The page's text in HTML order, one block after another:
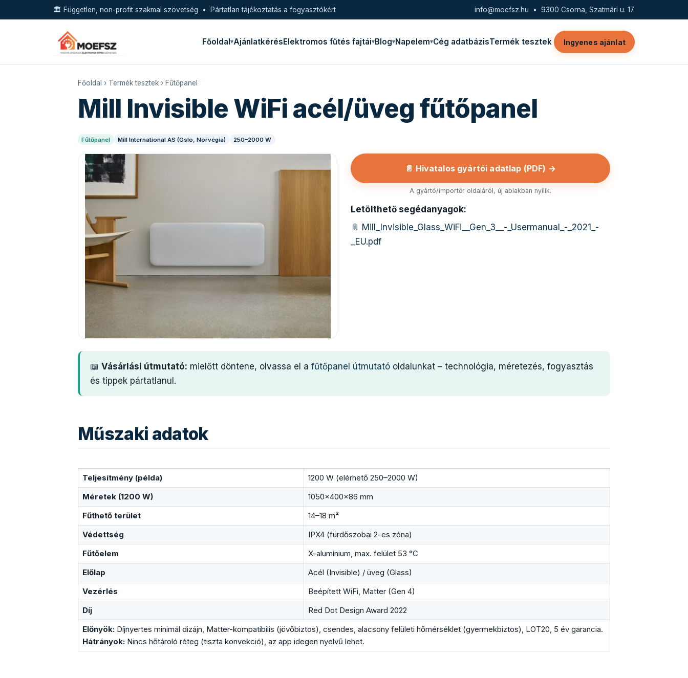
🏛️ Független, non-profit szakmai szövetség • Pártatlan tájékoztatás a fogyasztókért info@moefsz.hu • 9300 Csorna, Szatmári u. 17.
Főoldal AjánlatkérésElektromos fűtés fajtái Blog Napelem Cég adatbázisTermék tesztek Ingyenes ajánlat
Főoldal › Termék tesztek › Fűtőpanel
Mill Invisible WiFi acél/üveg fűtőpanel
Fűtőpanel Mill International AS (Oslo, Norvégia) 250–2000 W
📄 Hivatalos gyártói adatlap (PDF) →
A gyártó/importőr oldaláról, új ablakban nyílik.
Letölthető segédanyagok:
📎 Mill_Invisible_Glass_WiFi__Gen_3__-_Usermanual_-_2021_-
_EU.pdf
📖 Vásárlási útmutató: mielőtt döntene, olvassa el a fűtőpanel útmutató oldalunkat – technológia, méretezés, fogyasztás
és tippek pártatlanul.
Műszaki adatok
Teljesítmény (példa)
1200 W (elérhető 250–2000 W)
Méretek (1200 W)
1050×400×86 mm
Fűthető terület
14–18 m²
Védettség
IPX4 (fürdőszobai 2-es zóna)
Fűtőelem
X-alumínium, max. felület 53 °C
Előlap
Acél (Invisible) / üveg (Glass)
Vezérlés
Beépített WiFi, Matter (Gen 4)
Díj
Red Dot Design Award 2022
Előnyök: Díjnyertes minimál dizájn, Matter-kompatibilis (jövőbiztos), csendes, alacsony felületi hőmérséklet (gyermekbiztos), LOT20, 5 év garancia.
Hátrányok: Nincs hőtároló réteg (tiszta konvekció), az app idegen nyelvű lehet.